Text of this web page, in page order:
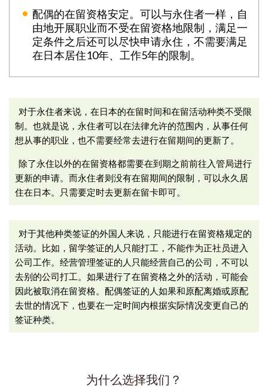
配偶的在留资格安定。可以与永住者一样，自
由地开展职业而不受在留资格地限制，满足一
定条件之后还可以尽快申请永住，不需要满足
在日本居住10年、工作5年的限制。
对于永住者来说，在日本的在留时间和在留活动种类不受限
制。也就是说，永住者可以在法律允许的范围内，从事任何
想从事的职业，也不需要经常去进行在留期间的更新了。
除了永住以外的在留资格都需要在到期之前前往入管局进行
更新的申请。而永住者则没有在留期间的限制，可以永久居
住在日本。只需要定时去更新在留卡即可。
对于其他种类签证的外国人来说，只能进行在留资格规定的
活动。比如，留学签证的人只能打工，不能作为正社员进入
公司工作。经营管理签证的人只能经营自己的公司，不可以
去别的公司打工。如果进行了在留资格之外的活动，可能会
因此被取消在留资格。配偶签证的人如果和原配离婚或原配
去世的情况下，也要在一定时间内根据实际情况变更自己的
签证种类。
为什么选择我们？